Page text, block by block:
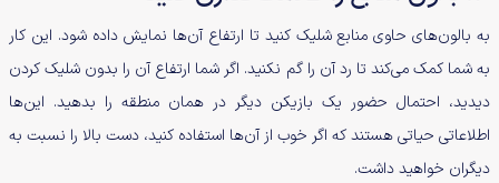
به بالون‌های حاوی منابع شلیک کنید تا ارتفاع آن‌ها نمایش داده شود. این کار
به شما کمک می‌کند تا رد آن را گم نکنید. اگر شما ارتفاع آن را بدون شلیک کردن
دیدید، احتمال حضور یک بازیکن دیگر در همان منطقه را بدهید. این‌ها
اطلاعاتی حیاتی هستند که اگر خوب از آن‌ها استفاده کنید، دست بالا را نسبت به
دیگران خواهید داشت.